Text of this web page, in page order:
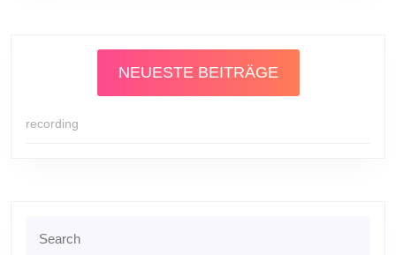
NEUESTE BEITRÄGE
recording
for: